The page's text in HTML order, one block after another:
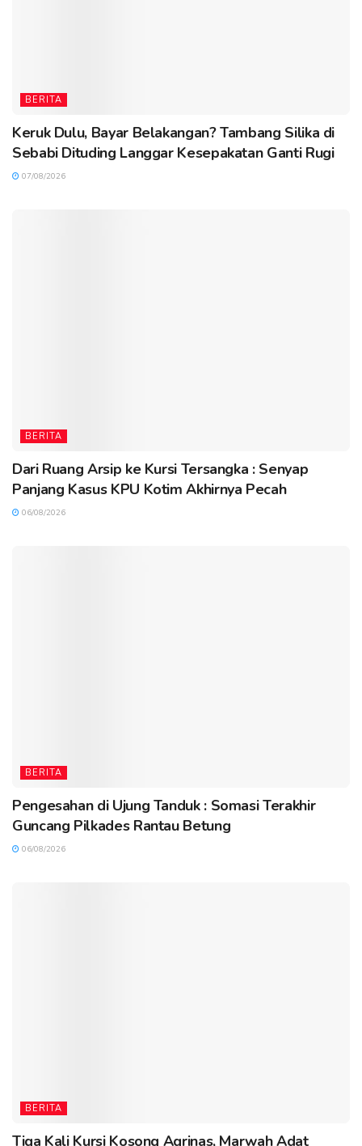
BERITA
Keruk Dulu, Bayar Belakangan? Tambang Silika di
Sebabi Dituding Langgar Kesepakatan Ganti Rugi
07/08/2026
BERITA
Dari Ruang Arsip ke Kursi Tersangka : Senyap
Panjang Kasus KPU Kotim Akhirnya Pecah
06/08/2026
BERITA
Pengesahan di Ujung Tanduk : Somasi Terakhir
Guncang Pilkades Rantau Betung
06/08/2026
BERITA
Tiga Kali Kursi Kosong Agrinas, Marwah Adat